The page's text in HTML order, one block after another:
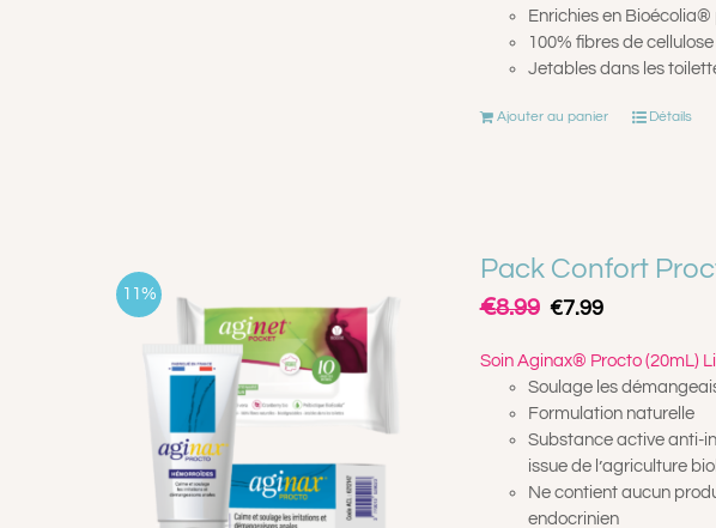
Enrichies en
100% fibres de cellulose
Jetables dans les
Ajouter au panier Détails
11%
Pack Confort
€8.99 Le
initial
était :
€8.99.
€7.99Le
actuel
est :
€7.99.
Soin Aginax® Procto (20mL)
Soulage les
Formulation naturelle
Substance active anti-
issue de l’agriculture
Ne contient aucun
endocrinien